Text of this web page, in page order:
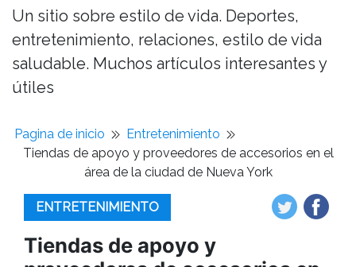
Un sitio sobre estilo de vida. Deportes,
entretenimiento, relaciones, estilo de vida
saludable. Muchos artículos interesantes y
útiles
Pagina de inicio
Entretenimiento
Tiendas de apoyo y proveedores de accesorios en el
área de la ciudad de Nueva York
ENTRETENIMIENTO
Tiendas de apoyo y